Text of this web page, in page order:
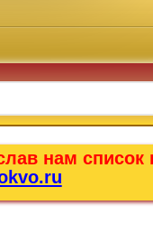
нам список